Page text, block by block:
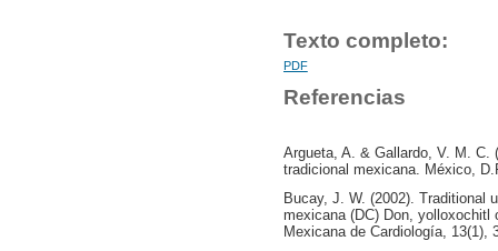
Texto completo:
PDF
Referencias
Argueta, A. & Gallardo, V. M. C.
tradicional mexicana. México,
Bucay, J. W. (2002). Traditional
mexicana (DC) Don, yolloxochitl
Mexicana de Cardiología, 13(1),